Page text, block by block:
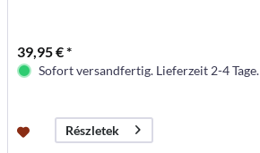
39,95 € *
Sofort versandfertig. Lieferzeit 2-4 Tage.
Részletek